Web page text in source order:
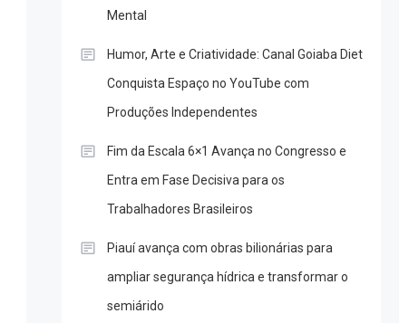
Mental
Humor, Arte e Criatividade: Canal Goiaba Diet
Conquista Espaço no YouTube com
Produções Independentes
Fim da Escala 6×1 Avança no Congresso e
Entra em Fase Decisiva para os
Trabalhadores Brasileiros
Piauí avança com obras bilionárias para
ampliar segurança hídrica e transformar o
semiárido